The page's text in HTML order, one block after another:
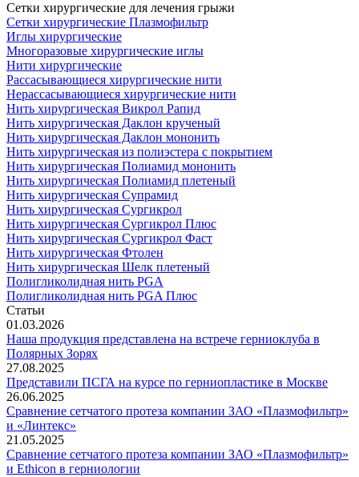
Сетки хирургические для лечения грыжи
Сетки хирургические Плазмофильтр
Иглы хирургические
Многоразовые хирургические иглы
Нити хирургические
Рассасывающиеся хирургические нити
Нерассасывающиеся хирургические нити
Нить хирургическая Викрол Рапид
Нить хирургическая Даклон крученый
Нить хирургическая Даклон мононить
Нить хирургическая из полиэстера с покрытием
Нить хирургическая Полиамид мононить
Нить хирургическая Полиамид плетеный
Нить хирургическая Супрамид
Нить хирургическая Сургикрол
Нить хирургическая Сургикрол Плюс
Нить хирургическая Сургикрол Фаст
Нить хирургическая Фтолен
Нить хирургическая Шелк плетеный
Полигликолидная нить PGA
Полигликолидная нить PGA Плюс
Статьи
01.03.2026
Наша продукция представлена на встрече герниоклуба в
Полярных Зорях
27.08.2025
Представили ПСГА на курсе по герниопластике в Москве
26.06.2025
Сравнение сетчатого протеза компании ЗАО «Плазмофильтр»
и «Линтекс»
21.05.2025
Сравнение сетчатого протеза компании ЗАО «Плазмофильтр»
и Ethicon в герниологии